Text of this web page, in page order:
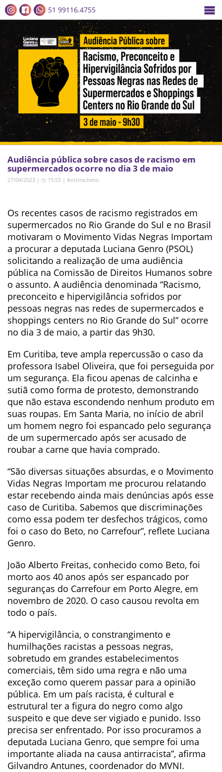
51 99116.4755
Audiência pública sobre casos de racismo em
supermercados ocorre no dia 3 de maio
27/04/2023 | ◷ 15:55 | Antirracismo
Os recentes casos de racismo registrados em
supermercados no Rio Grande do Sul e no Brasil
motivaram o Movimento Vidas Negras Importam
a procurar a deputada Luciana Genro (PSOL)
solicitando a realização de uma audiência
pública na Comissão de Direitos Humanos sobre
o assunto. A audiência denominada “Racismo,
preconceito e hipervigilância sofridos por
pessoas negras nas redes de supermercados e
shoppings centers no Rio Grande do Sul” ocorre
no dia 3 de maio, a partir das 9h30.
Em Curitiba, teve ampla repercussão o caso da
professora Isabel Oliveira, que foi perseguida por
um segurança. Ela ficou apenas de calcinha e
sutiã como forma de protesto, demonstrando
que não estava escondendo nenhum produto em
suas roupas. Em Santa Maria, no início de abril
um homem negro foi espancado pelo segurança
de um supermercado após ser acusado de
roubar a carne que havia comprado.
“São diversas situações absurdas, e o Movimento
Vidas Negras Importam me procurou relatando
estar recebendo ainda mais denúncias após esse
caso de Curitiba. Sabemos que discriminações
como essa podem ter desfechos trágicos, como
foi o caso do Beto, no Carrefour”, reflete Luciana
Genro.
João Alberto Freitas, conhecido como Beto, foi
morto aos 40 anos após ser espancado por
seguranças do Carrefour em Porto Alegre, em
novembro de 2020. O caso causou revolta em
todo o país.
“A hipervigilância, o constrangimento e
humilhações racistas a pessoas negras,
sobretudo em grandes estabelecimentos
comerciais, têm sido uma regra e não uma
exceção como querem passar para a opinião
pública. Em um país racista, é cultural e
estrutural ter a figura do negro como algo
suspeito e que deve ser vigiado e punido. Isso
precisa ser enfrentado. Por isso procuramos a
deputada Luciana Genro, que sempre foi uma
importante aliada na causa antirracista”, afirma
Gilvandro Antunes, coordenador do MVNI.